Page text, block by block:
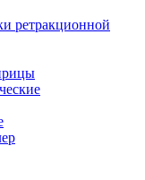
ретракционной